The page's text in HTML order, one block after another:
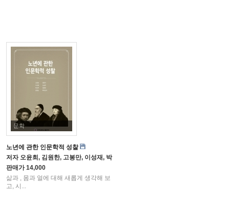
문학
노년에 관한 인문학적 성찰
저자오윤희, 김원한, 고봉만, 이성재, 박승억, 김연순, 김화자, 박아르마
판매가14,000
삶과 , 몸과 얼에 대해 새롭게 생각해 보
고, 시...